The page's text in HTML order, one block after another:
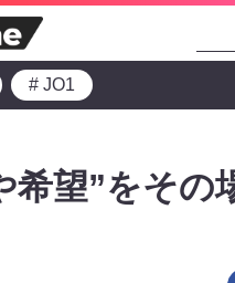
# JO1
希望”をその